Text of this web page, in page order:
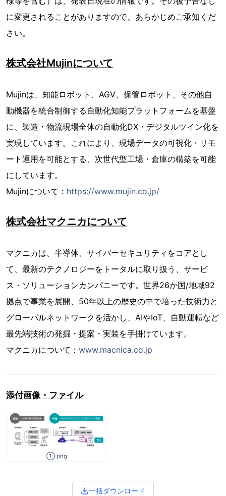
に変更されることがありますので、あらかじめご承知くだ
さい。
株式会社Mujinについて
Mujinは、知能ロボット、AGV、保管ロボット、その他自
動機器を統合制御する自動化知能プラットフォームを基盤
に、製造・物流現場全体の自動化DX・デジタルツイン化を
実現しています。これにより、現場データの可視化・リモ
ート運用を可能とする、次世代型工場・倉庫の構築を可能
にしています。
Mujinについて： https://www.mujin.co.jp/
株式会社マクニカについて
マクニカは、半導体、サイバーセキュリティをコアとし
て、最新のテクノロジーをトータルに取り扱う、サービ
ス・ソリューションカンパニーです。世界26か国/地域92
拠点で事業を展開、50年以上の歴史の中で培った技術力と
グローバルネットワークを活かし、AIやIoT、自動運転など
最先端技術の発掘・提案・実装を手掛けています。
マクニカについて： www.macnica.co.jp
添付画像・ファイル
①.png
一括ダウンロード